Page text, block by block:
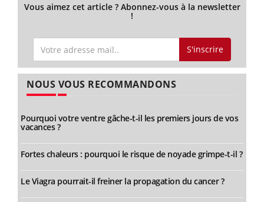
Vous aimez cet article ? Abonnez-vous à la newsletter
!
S'inscrire
NOUS VOUS RECOMMANDONS
Pourquoi votre ventre gâche-t-il les premiers jours de vos
vacances ?
Fortes chaleurs : pourquoi le risque de noyade grimpe-t-il ?
Le Viagra pourrait-il freiner la propagation du cancer ?